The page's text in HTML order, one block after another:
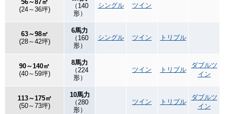
56～87㎡
(24～36坪)
（140
形）
シングル ツイン
63～98㎡
(28～42坪)
6馬力
（160
形）
シングル ツイン トリプル
90～140㎡
(40～59坪)
8馬力
（224
形）
ツイン トリプル
ダブルツ
イン
113～175㎡
(50～73坪)
10馬力
（280
形）
ツイン トリプル
ダブルツ
イン